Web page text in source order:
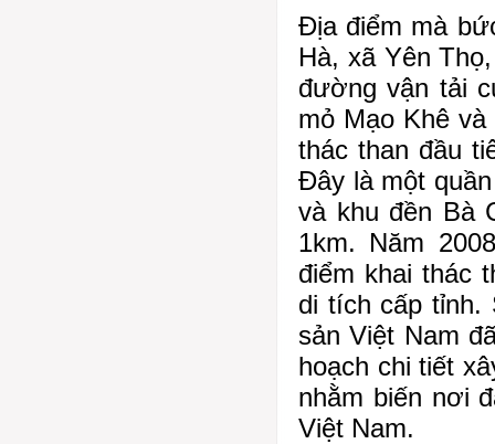
Địa điểm mà
Hà, xã Yên
đường vận tải
mỏ Mạo Khê
thác than đầu
Đây là một
và khu đền Bà
1km. Năm
điểm khai thác
di tích cấp tỉnh.
sản Việt Nam
hoạch chi tiết
nhằm biến nơi
Việt Nam.